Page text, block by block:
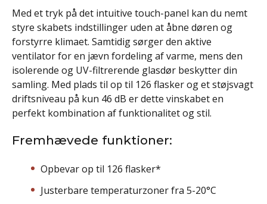
Med et tryk på det intuitive touch-panel kan du nemt
styre skabets indstillinger uden at åbne døren og
forstyrre klimaet. Samtidig sørger den aktive
ventilator for en jævn fordeling af varme, mens den
isolerende og UV-filtrerende glasdør beskytter din
samling. Med plads til op til 126 flasker og et støjsvagt
driftsniveau på kun 46 dB er dette vinskabet en
perfekt kombination af funktionalitet og stil.
Fremhævede funktioner:
Opbevar op til 126 flasker*
Justerbare temperaturzoner fra 5-20°C